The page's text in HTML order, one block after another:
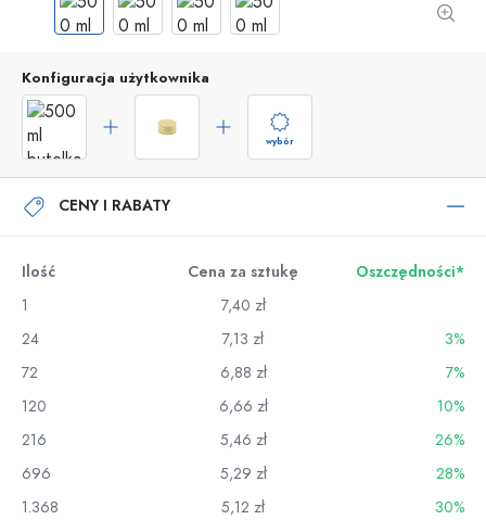
Konfiguracja użytkownika
wybór
CENY I RABATY
Ilość Cena za sztukę
Oszczędności*
1
7,40 zł
24
7,13 zł
3%
72
6,88 zł
7%
120
6,66 zł
10%
216
5,46 zł
26%
696
5,29 zł
28%
1.368
5,12 zł
30%